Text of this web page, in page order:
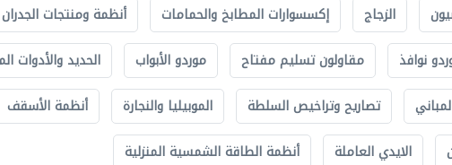
الزجاج إكسسوارات المطابخ والحمامات أنظمة ومنتجات الجدران
نوافذ مقاولون تسليم مفتاح موردو الأبواب
الحديد والأدوات
تصاريح وتراخيص السلطة الموبيليا والنجارة أنظمة الأسقف
الايدي العاملة أنظمة الطاقة الشمسية المنزلية